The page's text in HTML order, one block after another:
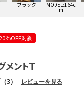
ブラック MODEL:164c
m
％OFF対象
メントＴ
（3） レビューを見る